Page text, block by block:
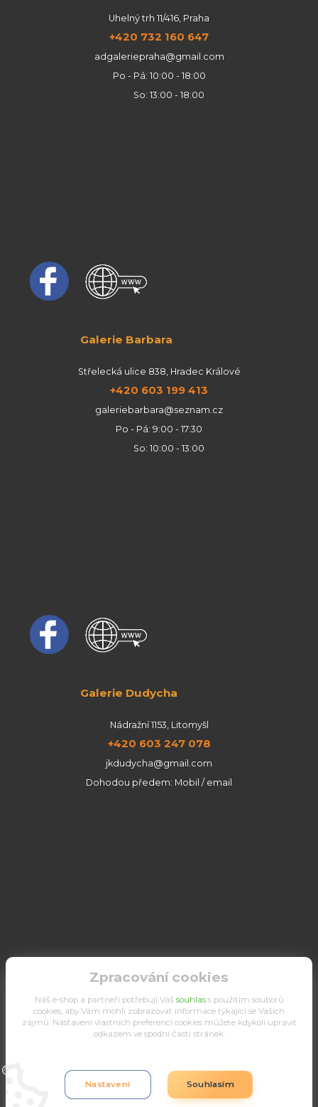
Uhelný trh 11/416, Praha
+420 732 160 647
adgaleriepraha@gmail.com
Po - Pá: 10:00 - 18:00
So: 13:00 - 18:00
Galerie Barbara
Střelecká ulice 838, Hradec Králové
+420 603 199 413
galeriebarbara@seznam.cz
Po - Pá: 9:00 - 17:30
So: 10:00 - 13:00
Galerie Dudycha
Nádražní 1153, Litomyšl
+420 603 247 078
jkdudycha@gmail.com
Dohodou předem: Mobil / email
Upravit sběr cookies.
Zpracování cookies
Náš e-shop a partneři potřebují Váš souhlass použitím souborů
cookies, aby Vám mohli zobrazovat informace týkající se Vašich
zájmů. Nastavení vlastních preferencí cookies můžete kdykoli upravit
odkazem ve spodní části stránek.
Nastavení Souhlasím